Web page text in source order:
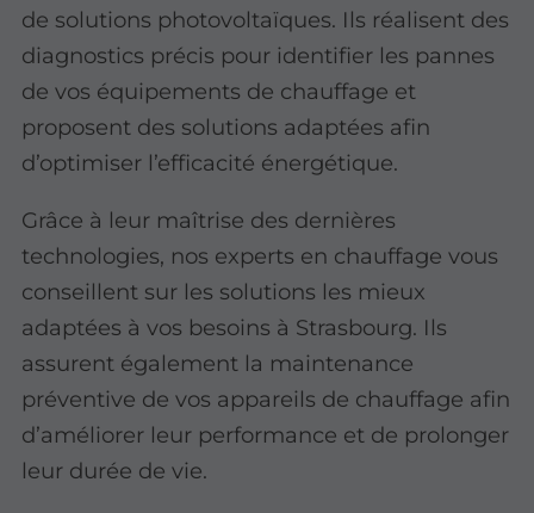
de solutions photovoltaïques. Ils réalisent des
diagnostics précis pour identifier les pannes
de vos équipements de chauffage et
proposent des solutions adaptées afin
d’optimiser l’efficacité énergétique.
Grâce à leur maîtrise des dernières
technologies, nos experts en chauffage vous
conseillent sur les solutions les mieux
adaptées à vos besoins à Strasbourg. Ils
assurent également la maintenance
préventive de vos appareils de chauffage afin
d’améliorer leur performance et de prolonger
leur durée de vie.